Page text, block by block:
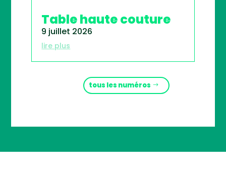
Table haute couture
9 juillet 2026
lire plus
tous les numéros